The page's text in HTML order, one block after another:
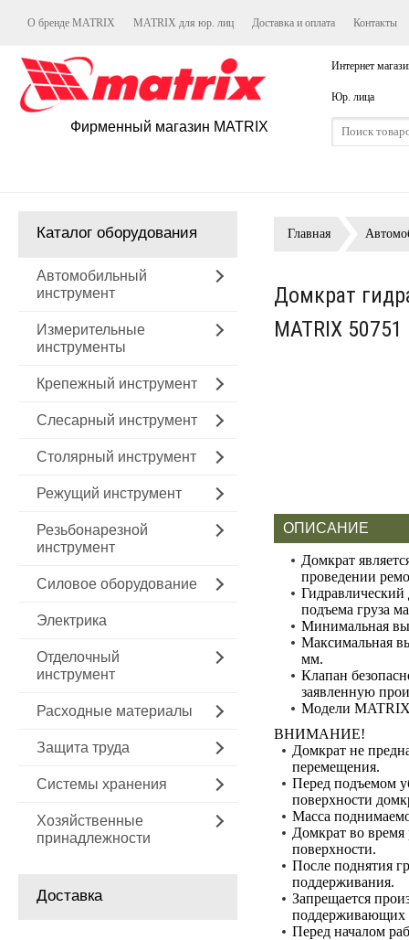
О бренде MATRIX MATRIX для юр. лиц Доставка и оплата Контакты
Фирменный магазин MATRIX
Интернет
Юр. лица
Каталог оборудования
Автомобильный
инструмент
Измерительные
инструменты
Крепежный инструмент
Слесарный инструмент
Столярный инструмент
Режущий инструмент
Резьбонарезной
инструмент
Силовое оборудование
Электрика
Отделочный
инструмент
Расходные материалы
Защита труда
Системы хранения
Хозяйственные
принадлежности
Доставка
Главная
Домкрат
MATRIX 50751
ОПИСАНИЕ
Домкрат
проведении
подъема груза
Минимальная
Максимальная
мм.
Клапан
заявленную
Модели
ВНИМАНИЕ!
Домкрат не
перемещения.
Перед подъемом
поверхности
Масса
Домкрат во время
поверхности.
После поднятия
поддерживания.
Запрещается
поддерживающих
Перед началом